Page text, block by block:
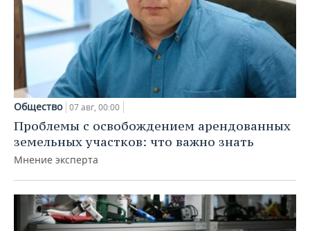
Общество 07 авг, 00:00
Проблемы с освобождением арендованных
земельных участков: что важно знать
Мнение эксперта